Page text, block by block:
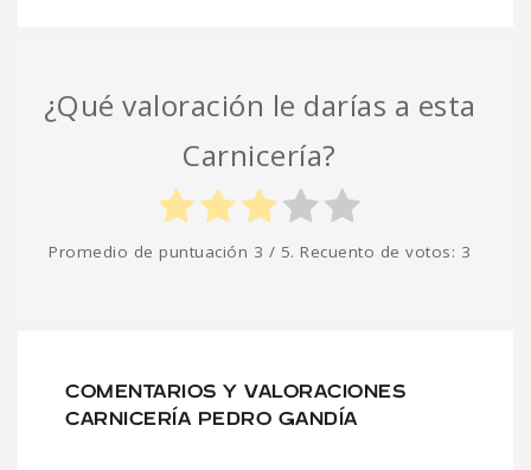
¿Qué valoración le darías a esta
Carnicería?
Promedio de puntuación 3 / 5. Recuento de votos: 3
COMENTARIOS Y VALORACIONES
CARNICERÍA PEDRO GANDÍA